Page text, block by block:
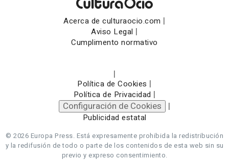
Acerca de culturaocio.com |
Aviso Legal |
Cumplimento normativo
|
Política de Cookies |
Política de Privacidad |
Configuración de Cookies |
Publicidad estatal
© 2026 Europa Press. Está expresamente prohibida la redistribución
y la redifusión de todo o parte de los contenidos de esta web sin su
previo y expreso consentimiento.